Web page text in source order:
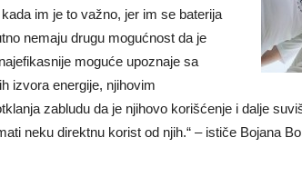
im je to važno, jer im se baterija
nemaju drugu mogućnost da je
moguće upoznaje sa
izvora energije, njihovim
zabludu da je njihovo korišćenje i dalje
neku direktnu korist od njih.“ – ističe Bojana